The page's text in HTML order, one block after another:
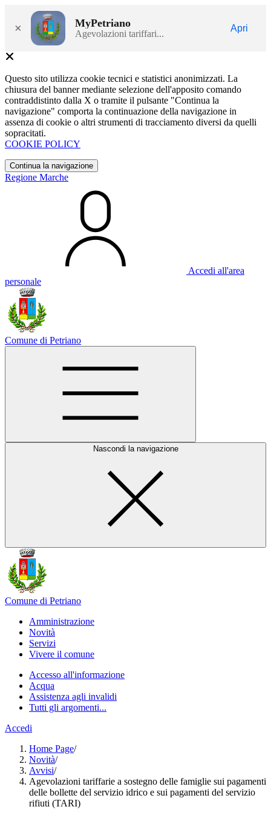
× MyPetriano
Agevolazioni tariffari...
Apri
Questo sito utilizza cookie tecnici e statistici anonimizzati. La
chiusura del banner mediante selezione dell'apposito comando
contraddistinto dalla X o tramite il pulsante "Continua la
navigazione" comporta la continuazione della navigazione in
assenza di cookie o altri strumenti di tracciamento diversi da quelli
sopracitati.
COOKIE POLICY
Continua la navigazione
Regione Marche
Accedi all'area
personale
Comune di Petriano
Nascondi la navigazione
Comune di Petriano
Amministrazione
Novità
Servizi
Vivere il comune
Accesso all'informazione
Acqua
Assistenza agli invalidi
Tutti gli argomenti...
Accedi
Home Page/
Novità/
Avvisi/
Agevolazioni tariffarie a sostegno delle famiglie sui pagamenti
delle bollette del servizio idrico e sui pagamenti del servizio
rifiuti (TARI)